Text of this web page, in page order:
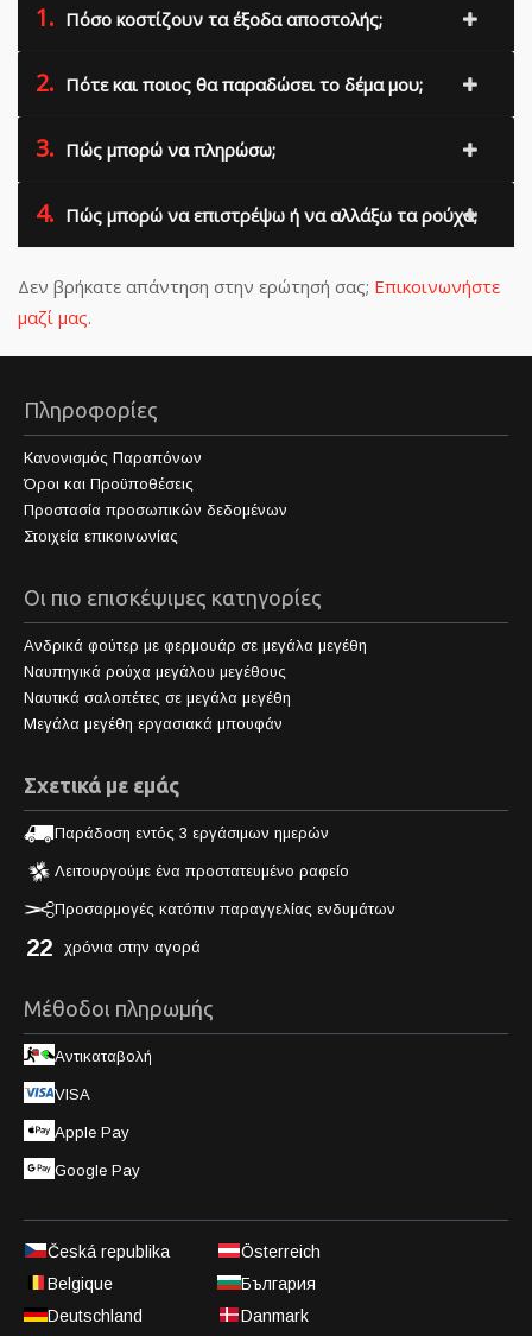
1. Πόσο κοστίζουν τα έξοδα αποστολής;
2. Πότε και ποιος θα παραδώσει το δέμα μου;
3. Πώς μπορώ να πληρώσω;
4. Πώς μπορώ να επιστρέψω ή να αλλάξω τα ρούχα;
Δεν βρήκατε απάντηση στην ερώτησή σας; Επικοινωνήστε
μαζί μας.
Πληροφορίες
Κανονισμός Παραπόνων
Όροι και Προϋποθέσεις
Προστασία προσωπικών δεδομένων
Στοιχεία επικοινωνίας
Οι πιο επισκέψιμες κατηγορίες
Ανδρικά φούτερ με φερμουάρ σε μεγάλα μεγέθη
Ναυπηγικά ρούχα μεγάλου μεγέθους
Ναυτικά σαλοπέτες σε μεγάλα μεγέθη
Μεγάλα μεγέθη εργασιακά μπουφάν
Σχετικά με εμάς
Παράδοση εντός 3 εργάσιμων ημερών
Λειτουργούμε ένα προστατευμένο ραφείο
Προσαρμογές κατόπιν παραγγελίας ενδυμάτων
22 χρόνια στην αγορά
Μέθοδοι πληρωμής
Αντικαταβολή
VISA
Apple Pay
Google Pay
Česká republika
Österreich
Belgique
България
Deutschland
Danmark